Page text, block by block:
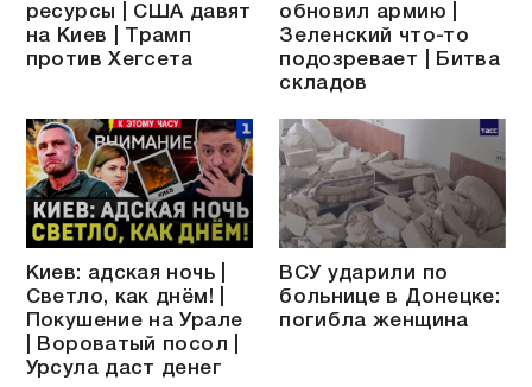
ресурсы | США давят
на Киев | Трамп
против Хегсета
обновил армию |
Зеленский что-то
подозревает | Битва
складов
Киев: адская ночь |
Светло, как днём! |
Покушение на Урале
| Вороватый посол |
Урсула даст денег
ВСУ ударили по
больнице в Донецке:
погибла женщина